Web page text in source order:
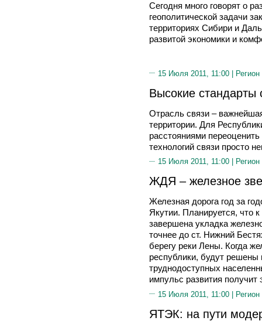
Сегодня много говорят о
геополитической задачи
территориях Сибири и
развитой экономики и
15 Июля 2011, 11:00 | Регион
Высокие стандарты
Отрасль связи –
территории. Для
расстояниями
технологий связи просто
15 Июля 2011, 11:00 |
ЖДЯ – железное
Железная дорога год за
Якутии. Планируется, что
завершена укладка
точнее до ст. Нижний
берегу реки Лены. Когда
республики, будут
труднодоступных
импульс развития получит
15 Июля 2011, 11:00 | Регион
ЯТЭК: на пути